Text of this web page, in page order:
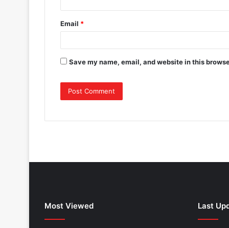
Email *
Save my name, email, and website in this
Most Viewed Last